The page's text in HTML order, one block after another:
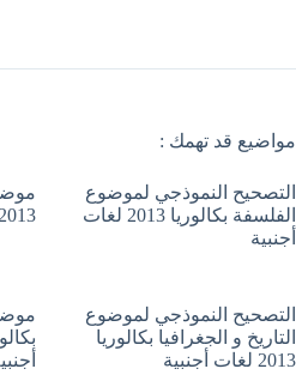
مواضيع قد تهمك :
التصحيح النموذجي لموضوع
الفلسفة بكالوريا 2013 لغات
أجنبية
2013 شعبة لغات أجنبية
التصحيح النموذجي لموضوع
التاريخ و الجغرافيا بكالوريا
2013 لغات أجنبية